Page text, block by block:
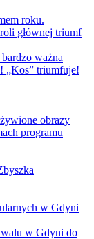
roku.
głównej triumf
ważna
„Kos” triumfuje!
obrazy
programu
w Gdyni
w Gdyni do